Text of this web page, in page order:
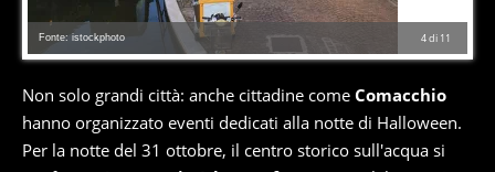
4di 11
Fonte: istockphoto
Non solo grandi città: anche cittadine come Comacchio
hanno organizzato eventi dedicati alla notte di Halloween.
Per la notte del 31 ottobre, il centro storico sull'acqua si